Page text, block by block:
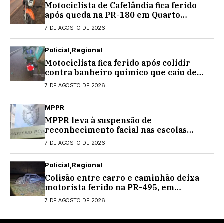
Motociclista de Cafelândia fica ferido
após queda na PR-180 em Quarto
Centenário
7 DE AGOSTO DE 2026
Policial Regional
Motociclista fica ferido após colidir
contra banheiro químico que caiu de
caminhão na PRC-467, em Cascavel
7 DE AGOSTO DE 2026
MPPR
MPPR leva à suspensão de
reconhecimento facial nas escolas
estaduais
7 DE AGOSTO DE 2026
Policial Regional
Colisão entre carro e caminhão deixa
motorista ferido na PR-495, em
Medianeira
7 DE AGOSTO DE 2026